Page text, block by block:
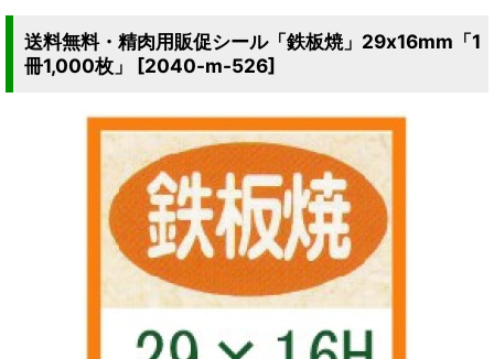
送料無料・精肉用販促シール「鉄板焼」29x16mm「1
冊1,000枚」
[2040-m-526]